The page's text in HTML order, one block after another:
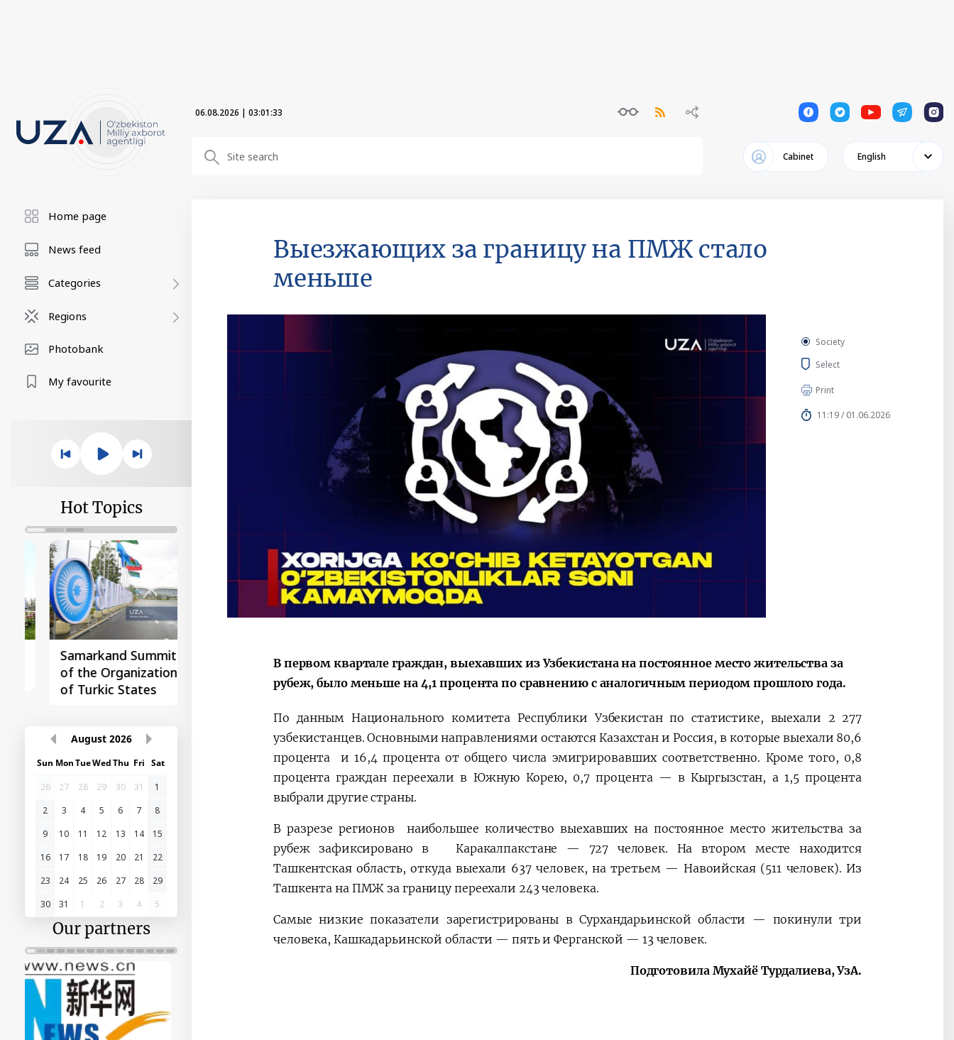
06.08.2026 | 03:01:34 1 1 1 1 1
Cabinet English
Home page
News feed
Categories
Regions
Photobank
My favourite
Hot Topics
Samarkand Summit
of the Organization
of Turkic States
First Central Asia -
China Summit
August 2026
Sun Mon TueWed Thu Fri Sat
26
27 28 29 30 31
1
2
3 4 5 6 7
8
9
10 11 12 13 14
15
16
17 18 19 20 21
22
23
24 25 26 27 28
29
30
31 1 2 3 4 5
Our partners
Выезжающих за границу на ПМЖ стало
меньше
Society
Select
Print
11:19 / 01.06.2026
В первом квартале граждан, выехавших из Узбекистана на постоянное место жительства за
рубеж, было меньше на 4,1 процента по сравнению с аналогичным периодом прошлого года.
По данным Национального комитета Республики Узбекистан по статистике, выехали 2 277
узбекистанцев. Основными направлениями остаются Казахстан и Россия, в которые выехали 80,6
процента и 16,4 процента от общего числа эмигрировавших соответственно. Кроме того, 0,8
процента граждан переехали в Южную Корею, 0,7 процента — в Кыргызстан, а 1,5 процента
выбрали другие страны.
В разрезе регионов наибольшее количество выехавших на постоянное место жительства за
рубеж зафиксировано в Каракалпакстане — 727 человек. На втором месте находится
Ташкентская область, откуда выехали 637 человек, на третьем — Навоийская (511 человек). Из
Ташкента на ПМЖ за границу переехали 243 человека.
Самые низкие показатели зарегистрированы в Сурхандарьинской области — покинули три
человека, Кашкадарьинской области — пять и Ферганской — 13 человек.
Подготовила Мухайё Турдалиева, УзА.